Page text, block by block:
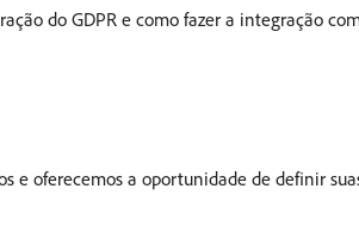
do GDPR e como fazer a integração
e oferecemos a oportunidade de definir